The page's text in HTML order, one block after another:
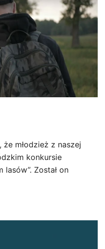
młodzież z naszej
konkursie
lasów”. Został on